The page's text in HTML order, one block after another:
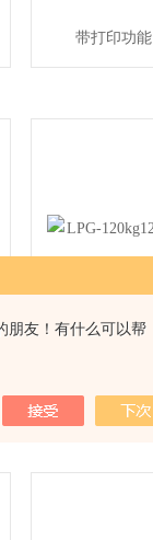
朋友！有什么可以帮
带打印功
LPG-